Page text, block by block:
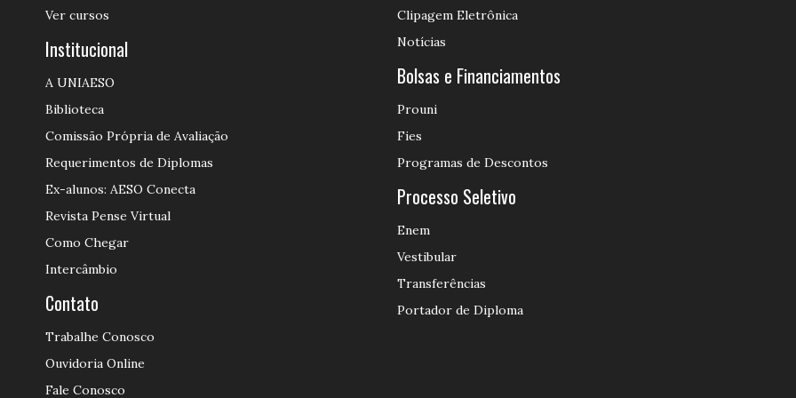
Ver cursos
Institucional
A UNIAESO
Biblioteca
Comissão Própria de Avaliação
Requerimentos de Diplomas
Ex-alunos: AESO Conecta
Revista Pense Virtual
Como Chegar
Intercâmbio
Contato
Trabalhe Conosco
Ouvidoria Online
Fale Conosco
Clipagem Eletrônica
Notícias
Bolsas e Financiamentos
Prouni
Fies
Programas de Descontos
Processo Seletivo
Enem
Vestibular
Transferências
Portador de Diploma